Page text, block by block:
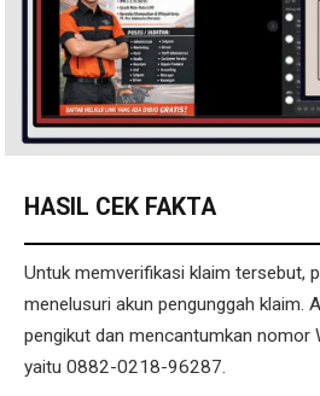
HASIL CEK FAKTA
Untuk memverifikasi klaim tersebut,
menelusuri akun pengunggah klaim.
pengikut dan mencantumkan nomor
yaitu 0882-0218-96287.